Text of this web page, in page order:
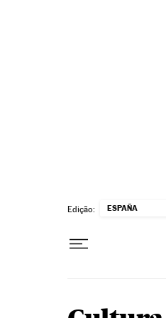
Edição: ESPAÑA